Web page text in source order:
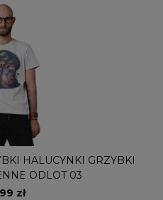
HALUCYNKI GRZYBKI
ODLOT 03
zł